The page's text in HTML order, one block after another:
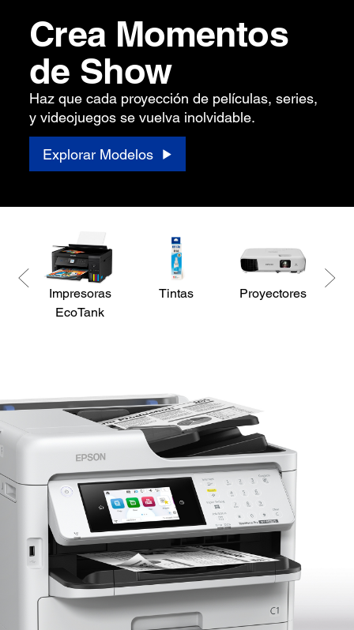
Crea Momentos
de Show
Haz que cada proyección de películas, series,
y videojuegos se vuelva inolvidable.
Explorar Modelos
Impresoras
EcoTank
Tintas Proyectores